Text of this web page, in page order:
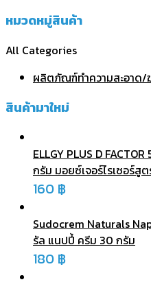
หมวดหมู่สินค้า
All Categories
ผลิตภัณฑ์ทําความสะอาด/
สินค้ามาใหม่
ELLGY PLUS D
กรัม มอยซ์เจอร์ไรเซอร์สู
160 ฿
Sudocrem Naturals
รัล แนปปี้ ครีม 30 กรัม
180 ฿